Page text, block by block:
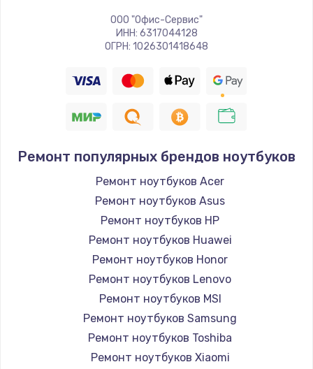
ООО "Офис-Сервис"
ИНН: 6317044128
ОГРН: 1026301418648
Ремонт популярных брендов ноутбуков
Ремонт ноутбуков Acer
Ремонт ноутбуков Asus
Ремонт ноутбуков HP
Ремонт ноутбуков Huawei
Ремонт ноутбуков Honor
Ремонт ноутбуков Lenovo
Ремонт ноутбуков MSI
Ремонт ноутбуков Samsung
Ремонт ноутбуков Toshiba
Ремонт ноутбуков Xiaomi